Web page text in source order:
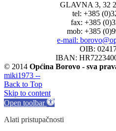
GLAVNA 3, 32
tel: +385
fax: +385
mob: +385
e-mail:
OIB:
IBAN:
© 2014 Općina Borovo - sva
miki1973 --
Back to Top
Skip to content
Open toolbar
Alati pristupačnosti